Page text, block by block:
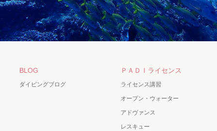
BLOG
ダイビングブログ
ＰＡＤＩライセンス
ライセンス講習
オープン・ウォーター
アドヴァンス
レスキュー